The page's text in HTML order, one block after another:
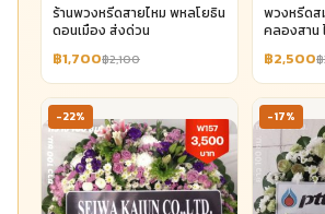
ร้านพวงหรีดสายไหม พหลโยธิน
ดอนเมือง ส่งด่วน
฿1,700฿2,100
พวงหรีดส
คลองสาน
฿2,500
-22% -17%